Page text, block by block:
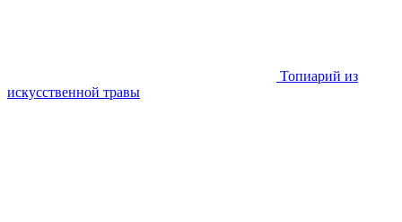
Топиарий из
искусственной травы